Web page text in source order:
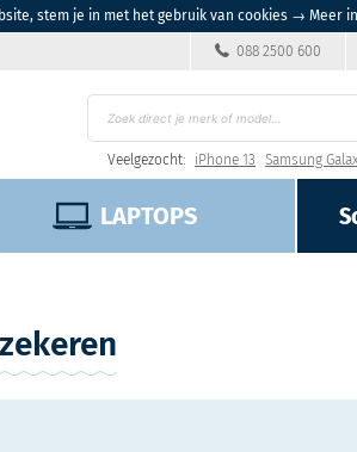
stem je in met het gebruik van cookies → Meer
088 2500 600
Veelgezocht: iPhone 13 Samsung
LAPTOPS